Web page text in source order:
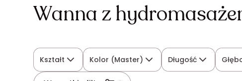
Wanna z
Kształt Kolor (Master) Długość